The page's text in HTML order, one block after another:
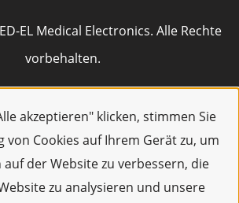
akzeptieren" klicken, stimmen Sie
von Cookies auf Ihrem Gerät zu, um
auf der Website zu verbessern, die
zu analysieren und unsere
EL Medical Electronics. Alle Rechte
vorbehalten.